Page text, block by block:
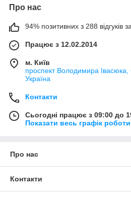
Про нас
94% позитивних з 288 відгуків
Працює з 12.02.2014
м. Київ
проспект Володимира Івасюка,
Україна
Контакти
Сьогодні працює з 09:00 до
Показати весь графік роботи
Про нас
Контакти